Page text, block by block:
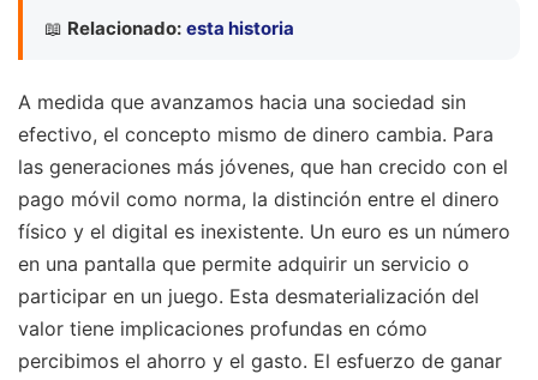
📖 Relacionado: esta historia
A medida que avanzamos hacia una sociedad sin
efectivo, el concepto mismo de dinero cambia. Para
las generaciones más jóvenes, que han crecido con el
pago móvil como norma, la distinción entre el dinero
físico y el digital es inexistente. Un euro es un número
en una pantalla que permite adquirir un servicio o
participar en un juego. Esta desmaterialización del
valor tiene implicaciones profundas en cómo
percibimos el ahorro y el gasto. El esfuerzo de ganar